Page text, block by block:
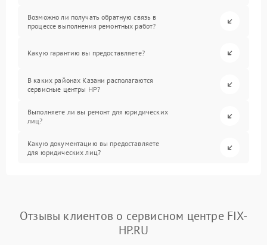
Возможно ли получать обратную связь в
процессе выполнения ремонтных работ?
Какую гарантию вы предоставляете?
В каких районах Казани располагаются
сервисные центры HP?
Выполняете ли вы ремонт для юридических
лиц?
Какую документацию вы предоставляете
для юридических лиц?
Отзывы клиентов о сервисном центре FIX-
HP.RU